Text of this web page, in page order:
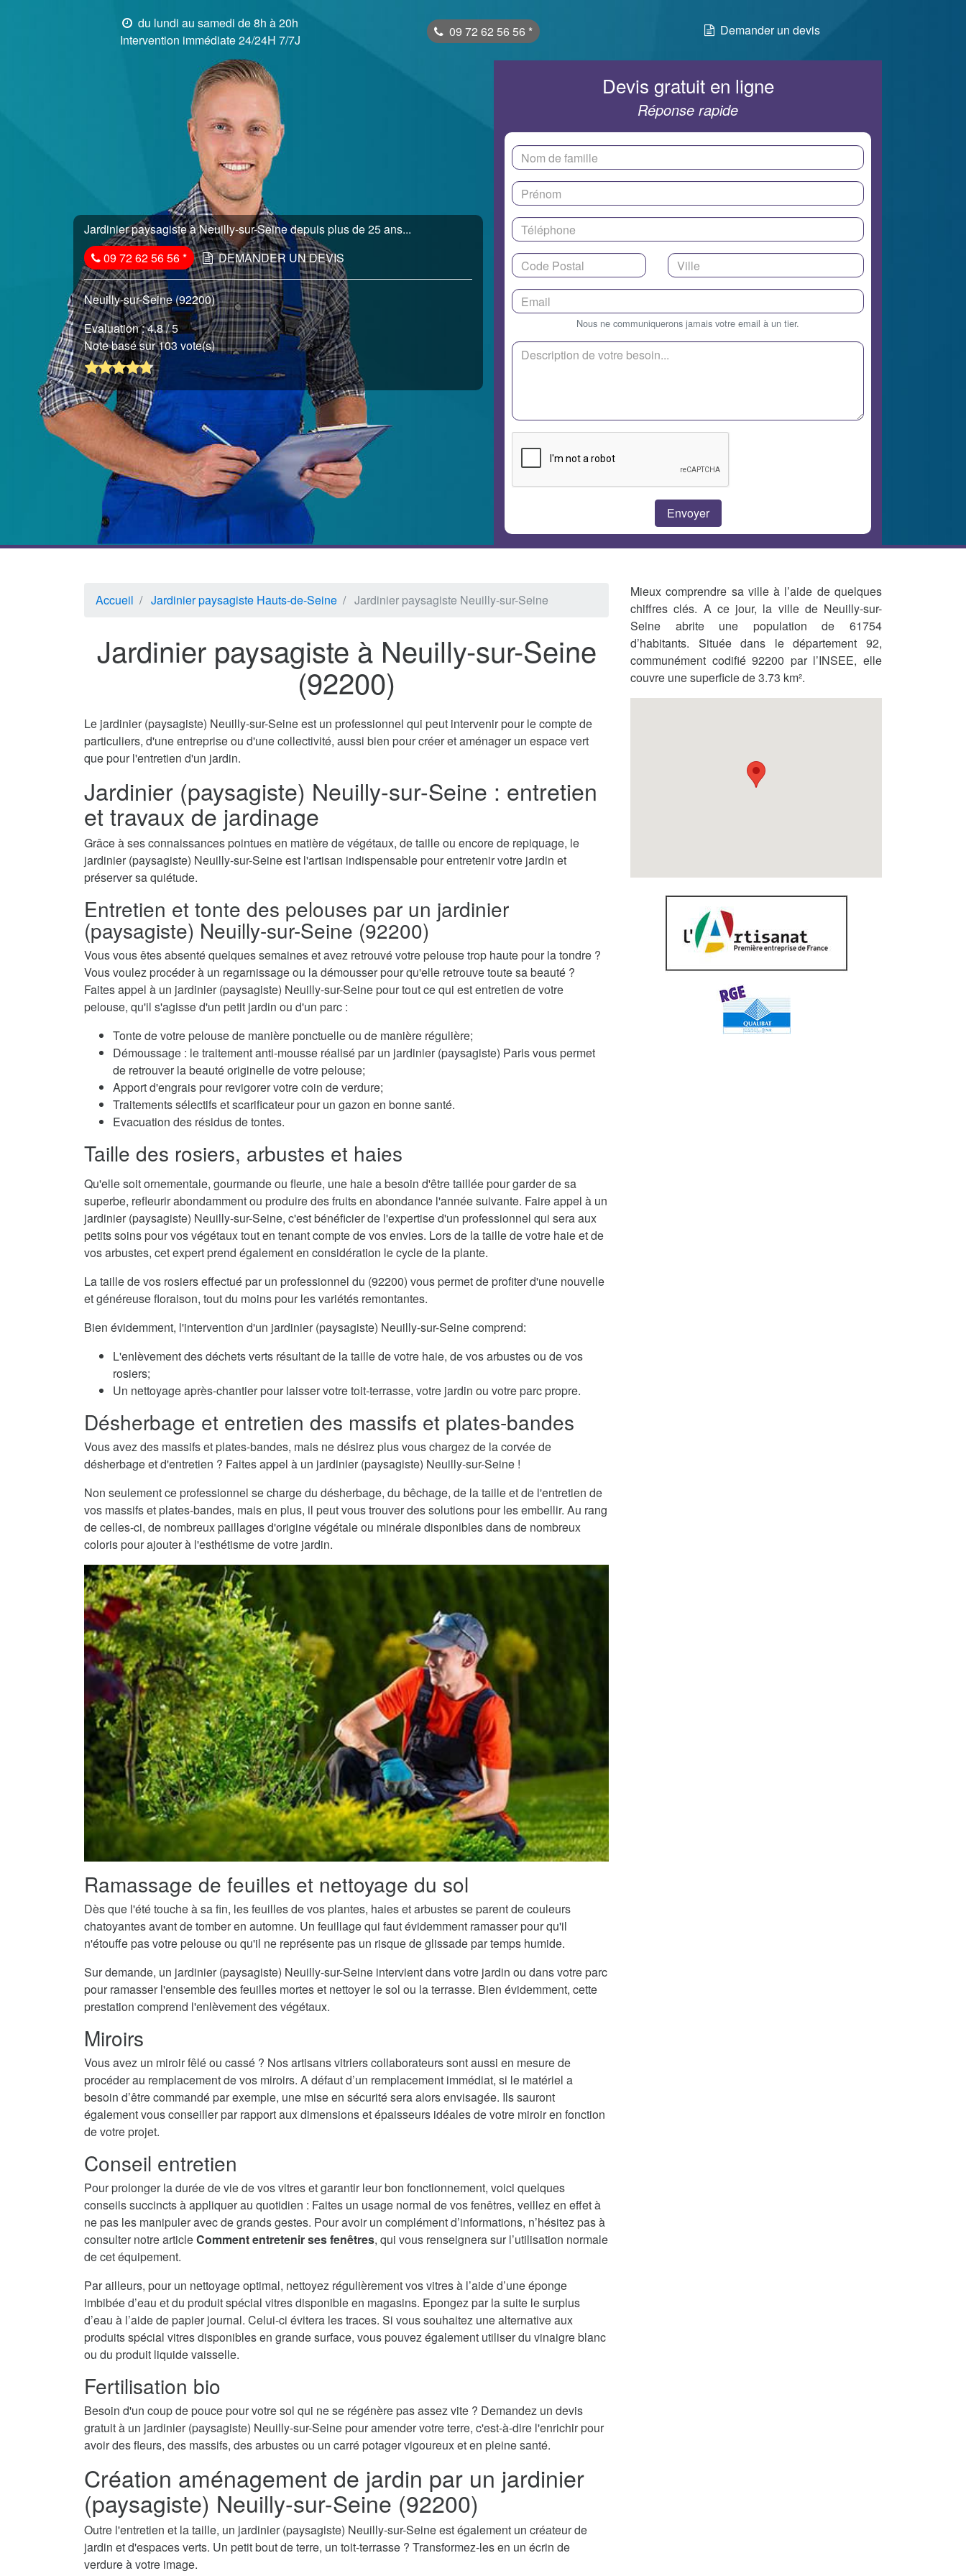
du lundi au samedi de 8h à 20h
Intervention immédiate 24/24H 7/7J
09 72 62 56 56 * Demander un devis
Jardinier paysagiste à Neuilly-sur-Seine depuis plus de 25 ans...
09 72 62 56 56* DEMANDER UN DEVIS
Neuilly-sur-Seine (92200)
Evaluation :4.8/ 5
Note basé sur 103 vote(s)
Devis gratuit en ligne
Réponse rapide
Nous ne communiquerons jamais votre email à un tier.
Accueil Jardinier paysagiste Hauts-de-Seine Jardinier paysagiste Neuilly-sur-Seine
Jardinier paysagiste à Neuilly-sur-Seine
(92200)
Le jardinier (paysagiste) Neuilly-sur-Seine est un professionnel qui peut intervenir pour le compte de
particuliers, d'une entreprise ou d'une collectivité, aussi bien pour créer et aménager un espace vert
que pour l'entretien d'un jardin.
Jardinier (paysagiste) Neuilly-sur-Seine : entretien
et travaux de jardinage
Grâce à ses connaissances pointues en matière de végétaux, de taille ou encore de repiquage, le
jardinier (paysagiste) Neuilly-sur-Seine est l'artisan indispensable pour entretenir votre jardin et
préserver sa quiétude.
Entretien et tonte des pelouses par un jardinier
(paysagiste) Neuilly-sur-Seine (92200)
Vous vous êtes absenté quelques semaines et avez retrouvé votre pelouse trop haute pour la tondre ?
Vous voulez procéder à un regarnissage ou la démousser pour qu'elle retrouve toute sa beauté ?
Faites appel à un jardinier (paysagiste) Neuilly-sur-Seine pour tout ce qui est entretien de votre
pelouse, qu'il s'agisse d'un petit jardin ou d'un parc :
Tonte de votre pelouse de manière ponctuelle ou de manière régulière;
Démoussage : le traitement anti-mousse réalisé par un jardinier (paysagiste) Paris vous permet
de retrouver la beauté originelle de votre pelouse;
Apport d'engrais pour revigorer votre coin de verdure;
Traitements sélectifs et scarificateur pour un gazon en bonne santé.
Evacuation des résidus de tontes.
Taille des rosiers, arbustes et haies
Qu'elle soit ornementale, gourmande ou fleurie, une haie a besoin d'être taillée pour garder de sa
superbe, refleurir abondamment ou produire des fruits en abondance l'année suivante. Faire appel à un
jardinier (paysagiste) Neuilly-sur-Seine, c'est bénéficier de l'expertise d'un professionnel qui sera aux
petits soins pour vos végétaux tout en tenant compte de vos envies. Lors de la taille de votre haie et de
vos arbustes, cet expert prend également en considération le cycle de la plante.
La taille de vos rosiers effectué par un professionnel du (92200) vous permet de profiter d'une nouvelle
et généreuse floraison, tout du moins pour les variétés remontantes.
Bien évidemment, l'intervention d'un jardinier (paysagiste) Neuilly-sur-Seine comprend:
L'enlèvement des déchets verts résultant de la taille de votre haie, de vos arbustes ou de vos
rosiers;
Un nettoyage après-chantier pour laisser votre toit-terrasse, votre jardin ou votre parc propre.
Désherbage et entretien des massifs et plates-bandes
Vous avez des massifs et plates-bandes, mais ne désirez plus vous chargez de la corvée de
désherbage et d'entretien ? Faites appel à un jardinier (paysagiste) Neuilly-sur-Seine !
Non seulement ce professionnel se charge du désherbage, du bêchage, de la taille et de l'entretien de
vos massifs et plates-bandes, mais en plus, il peut vous trouver des solutions pour les embellir. Au rang
de celles-ci, de nombreux paillages d'origine végétale ou minérale disponibles dans de nombreux
coloris pour ajouter à l'esthétisme de votre jardin.
Ramassage de feuilles et nettoyage du sol
Dès que l'été touche à sa fin, les feuilles de vos plantes, haies et arbustes se parent de couleurs
chatoyantes avant de tomber en automne. Un feuillage qui faut évidemment ramasser pour qu'il
n'étouffe pas votre pelouse ou qu'il ne représente pas un risque de glissade par temps humide.
Sur demande, un jardinier (paysagiste) Neuilly-sur-Seine intervient dans votre jardin ou dans votre parc
pour ramasser l'ensemble des feuilles mortes et nettoyer le sol ou la terrasse. Bien évidemment, cette
prestation comprend l'enlèvement des végétaux.
Miroirs
Vous avez un miroir fêlé ou cassé ? Nos artisans vitriers collaborateurs sont aussi en mesure de
procéder au remplacement de vos miroirs. A défaut d’un remplacement immédiat, si le matériel a
besoin d’être commandé par exemple, une mise en sécurité sera alors envisagée. Ils sauront
également vous conseiller par rapport aux dimensions et épaisseurs idéales de votre miroir en fonction
de votre projet.
Conseil entretien
Pour prolonger la durée de vie de vos vitres et garantir leur bon fonctionnement, voici quelques
conseils succincts à appliquer au quotidien : Faites un usage normal de vos fenêtres, veillez en effet à
ne pas les manipuler avec de grands gestes. Pour avoir un complément d’informations, n’hésitez pas à
consulter notre articleComment entretenir ses fenêtres, qui vous renseignera sur l’utilisation normale
de cet équipement.
Par ailleurs, pour un nettoyage optimal, nettoyez régulièrement vos vitres à l’aide d’une éponge
imbibée d’eau et du produit spécial vitres disponible en magasins. Epongez par la suite le surplus
d’eau à l’aide de papier journal. Celui-ci évitera les traces. Si vous souhaitez une alternative aux
produits spécial vitres disponibles en grande surface, vous pouvez également utiliser du vinaigre blanc
ou du produit liquide vaisselle.
Fertilisation bio
Besoin d'un coup de pouce pour votre sol qui ne se régénère pas assez vite ? Demandez un devis
gratuit à un jardinier (paysagiste) Neuilly-sur-Seine pour amender votre terre, c'est-à-dire l'enrichir pour
avoir des fleurs, des massifs, des arbustes ou un carré potager vigoureux et en pleine santé.
Création aménagement de jardin par un jardinier
(paysagiste) Neuilly-sur-Seine (92200)
Outre l'entretien et la taille, un jardinier (paysagiste) Neuilly-sur-Seine est également un créateur de
jardin et d'espaces verts. Un petit bout de terre, un toit-terrasse ? Transformez-les en un écrin de
verdure à votre image.
Mieux comprendre sa ville à l’aide de quelques
chiffres clés. A ce jour, la ville de Neuilly-sur-
Seine abrite une population de 61754
d’habitants. Située dans le département 92,
communément codifié 92200 par l’INSEE, elle
couvre une superficie de 3.73 km².